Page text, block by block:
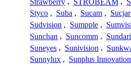
Styco , Suba , Sucam , Sucjar
Sudvision , Sumpple ,
Sunchan , Suncomm , Sundari
Suneyes , Sunivision ,
Sunnylux , Sunplus Innovation